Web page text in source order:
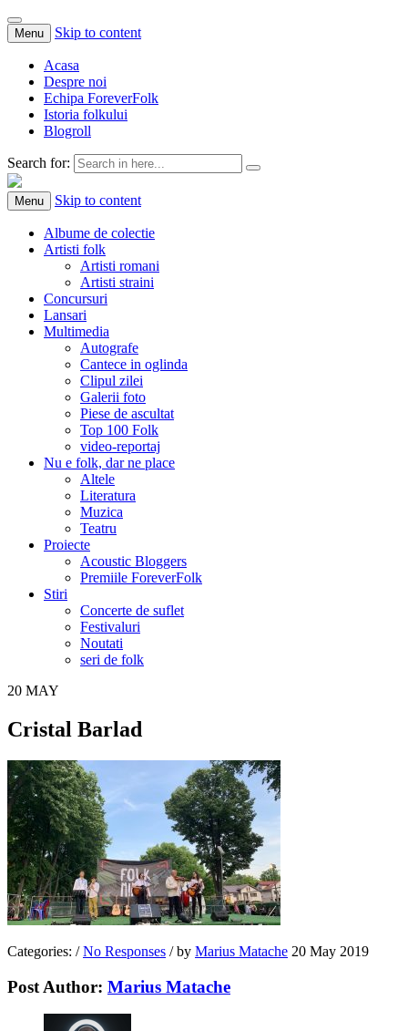
Menu Skip to content
Acasa
Despre noi
Echipa ForeverFolk
Istoria folkului
Blogroll
Search for:
ForeverFolk
Muzica sufletului tau
Menu Skip to content
Albume de colectie
Artisti folk
Artisti romani
Artisti straini
Concursuri
Lansari
Multimedia
Autografe
Cantece in oglinda
Clipul zilei
Galerii foto
Piese de ascultat
Top 100 Folk
video-reportaj
Nu e folk, dar ne place
Altele
Literatura
Muzica
Teatru
Proiecte
Acoustic Bloggers
Premiile ForeverFolk
Stiri
Concerte de suflet
Festivaluri
Noutati
seri de folk
20 MAY
Cristal Barlad
Categories: / No Responses /by Marius Matache 20 May 2019
Post Author: Marius Matache